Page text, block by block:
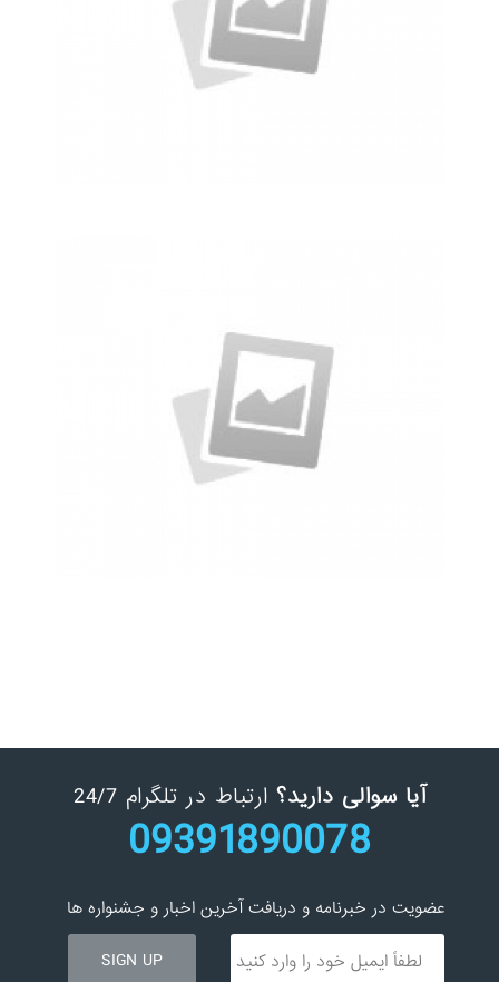
آیا سوالی دارید؟ ارتباط در تلگرام 24/7
09391890078
عضویت در خبرنامه و دریافت آخرین اخبار و جشنواره ها